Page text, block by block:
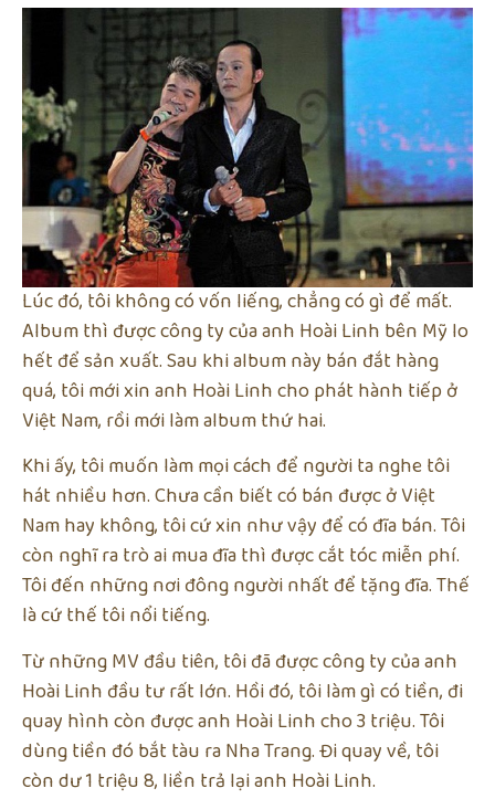
Lúc đó, tôi không có vốn liếng, chẳng có gì để mất.
Album thì được công ty của anh Hoài Linh bên Mỹ lo
hết để sản xuất. Sau khi album này bán đắt hàng
quá, tôi mới xin anh Hoài Linh cho phát hành tiếp ở
Việt Nam, rồi mới làm album thứ hai.
Khi ấy, tôi muốn làm mọi cách để người ta nghe tôi
hát nhiều hơn. Chưa cần biết có bán được ở Việt
Nam hay không, tôi cứ xin như vậy để có đĩa bán. Tôi
còn nghĩ ra trò ai mua đĩa thì được cắt tóc miễn phí.
Tôi đến những nơi đông người nhất để tặng đĩa. Thế
là cứ thế tôi nổi tiếng.
Từ những MV đầu tiên, tôi đã được công ty của anh
Hoài Linh đầu tư rất lớn. Hồi đó, tôi làm gì có tiền, đi
quay hình còn được anh Hoài Linh cho 3 triệu. Tôi
dùng tiền đó bắt tàu ra Nha Trang. Đi quay về, tôi
còn dư 1 triệu 8, liền trả lại anh Hoài Linh.